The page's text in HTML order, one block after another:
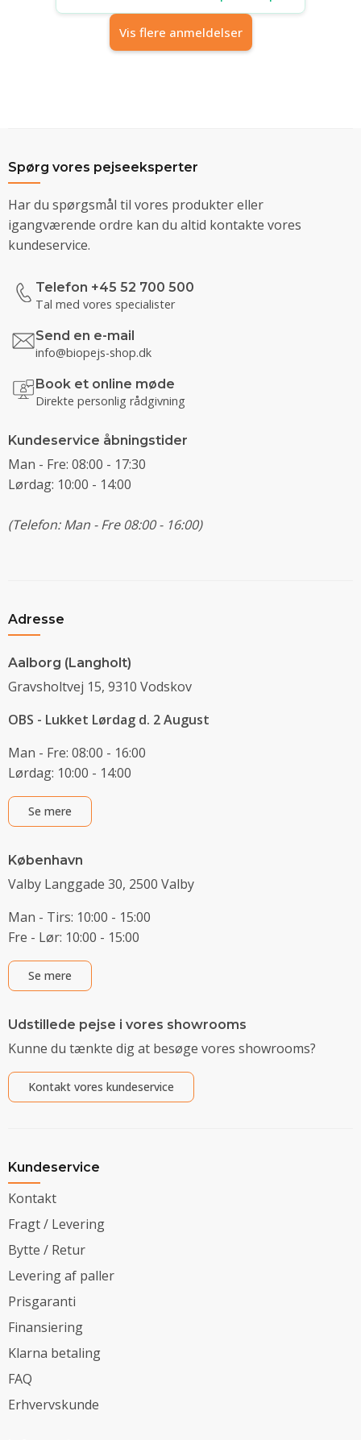
Vis flere anmeldelser
Spørg vores pejseeksperter
Har du spørgsmål til vores produkter eller
igangværende ordre kan du altid kontakte vores
kundeservice.
Telefon +45 52 700 500
Tal med vores specialister
Send en e-mail
info@biopejs-shop.dk
Book et online møde
Direkte personlig rådgivning
Kundeservice åbningstider
Man - Fre: 08:00 - 17:30
Lørdag: 10:00 - 14:00
(Telefon: Man - Fre 08:00 - 16:00)
Adresse
Aalborg (Langholt)
Gravsholtvej 15, 9310 Vodskov
OBS - Lukket Lørdag d. 2 August
Man - Fre: 08:00 - 16:00
Lørdag: 10:00 - 14:00
Se mere
København
Valby Langgade 30, 2500 Valby
Man - Tirs: 10:00 - 15:00
Fre - Lør: 10:00 - 15:00
Se mere
Udstillede pejse i vores showrooms
Kunne du tænkte dig at besøge vores showrooms?
Kontakt vores kundeservice
Kundeservice
Kontakt
Fragt / Levering
Bytte / Retur
Levering af paller
Prisgaranti
Finansiering
Klarna betaling
FAQ
Erhvervskunde